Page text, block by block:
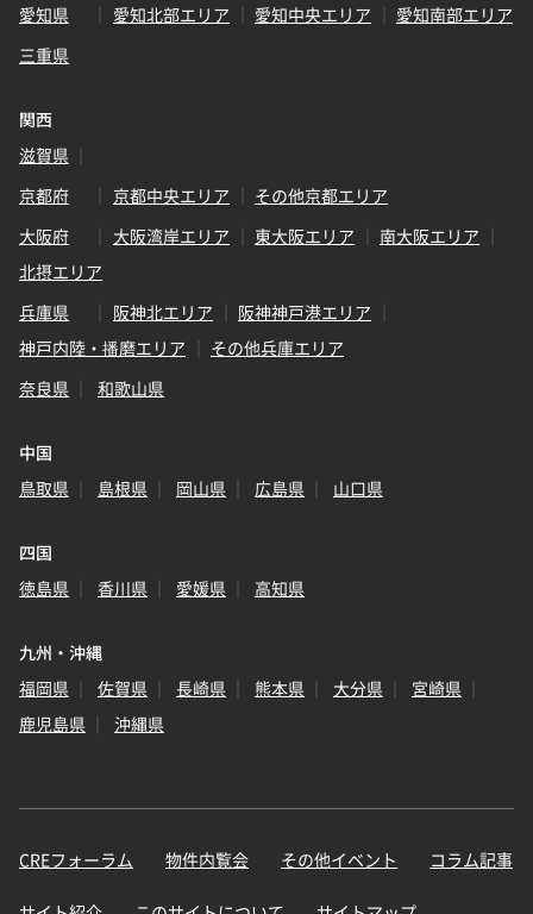
愛知県
愛知北部エリア 愛知中央エリア
愛知南部エリア
三重県
関西
滋賀県
京都府
京都中央エリア
その他京都エリア
大阪府
大阪湾岸エリア 東大阪エリア
南大阪エリア
北摂エリア
兵庫県
阪神北エリア
阪神神戸港エリア
神戸内陸・播磨エリア
その他兵庫エリア
奈良県
和歌山県
中国
鳥取県
島根県 岡山県 広島県 山口県
四国
徳島県
香川県 愛媛県 高知県
九州・沖縄
福岡県
佐賀県 長崎県 熊本県 大分県
宮崎県
鹿児島県
沖縄県
CREフォーラム 物件内覧会 その他イベント コラム記事